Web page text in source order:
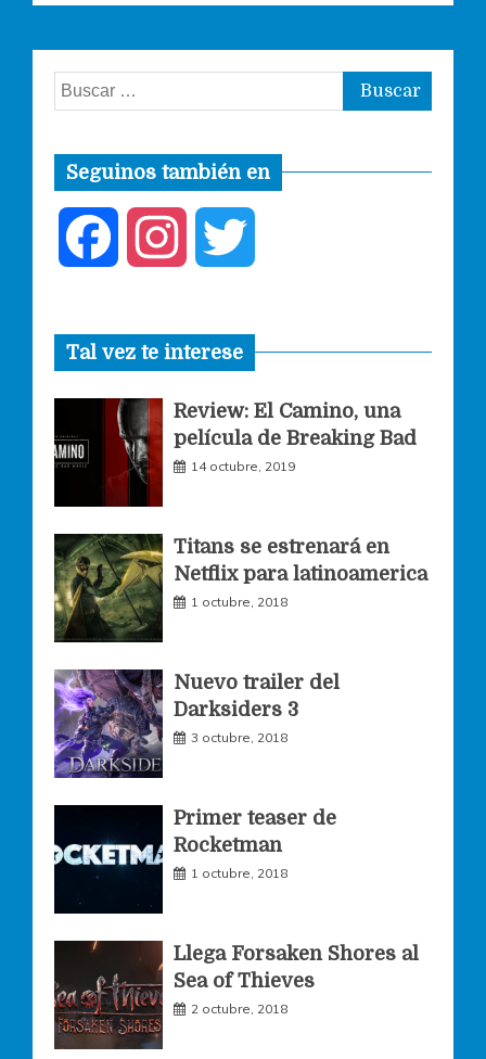
Buscar:
Seguinos también en
c
e
b
o
o
s
t
a
g
m
i
t
t
r
Tal vez te interese
Review: El Camino, una
película de Breaking Bad
14 octubre, 2019
Titans se estrenará en
Netflix para latinoamerica
1 octubre, 2018
Nuevo trailer del
Darksiders 3
3 octubre, 2018
Primer teaser de
Rocketman
1 octubre, 2018
Llega Forsaken Shores al
Sea of Thieves
2 octubre, 2018